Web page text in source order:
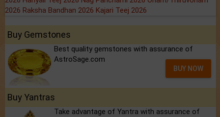
2026 Raksha Bandhan 2026 Kajari Teej 2026
Buy Gemstones
Best quality gemstones with assurance of
AstroSage.com
BUY NOW
Buy Yantras
Take advantage of Yantra with assurance of